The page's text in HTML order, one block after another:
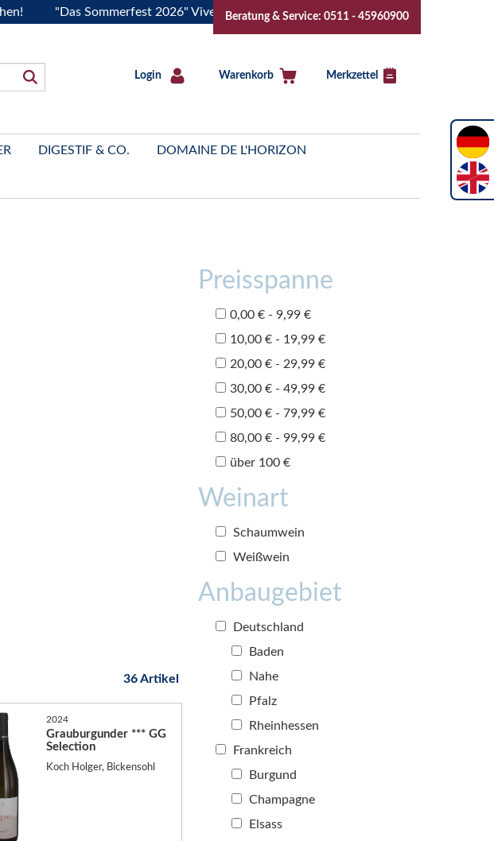
"Das Sommerfest 2026" Vive la Bourgogne..Tickets jetzt buchen!
Beratung & Service: 0511 - 45960900
Login Warenkorb Merkzettel
DIGESTIF & CO. DOMAINE DE L'HORIZON
36 Artikel
2024
Grauburgunder *** GG
Selection
Koch Holger, Bickensohl
Preisspanne
0,00 € - 9,99 €
10,00 € - 19,99 €
20,00 € - 29,99 €
30,00 € - 49,99 €
50,00 € - 79,99 €
80,00 € - 99,99 €
über 100 €
Weinart
Schaumwein
Weißwein
Anbaugebiet
Deutschland
Baden
Nahe
Pfalz
Rheinhessen
Frankreich
Burgund
Champagne
Elsass